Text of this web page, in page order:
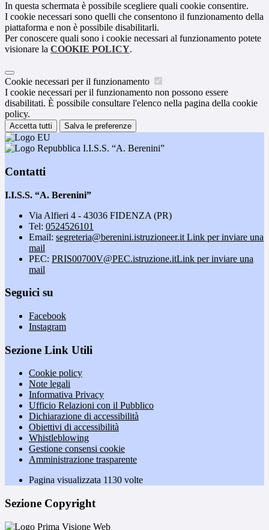
In questa schermata è possibile scegliere quali cookie consentire.
I cookie necessari sono quelli che consentono il funzionamento della
piattaforma e non è possibile disabilitarli.
Per conoscere quali sono i cookie necessari al funzionamento potete
visionare la COOKIE POLICY.
Cookie necessari per il funzionamento
I cookie necessari per il funzionamento non possono essere
disabilitati. È possibile consultare l'elenco nella pagina della cookie
policy.
Accetta tutti Salva le preferenze
I.I.S.S. “A. Berenini”
Contatti
I.I.S.S. “A. Berenini”
Via Alfieri 4 - 43036 FIDENZA (PR)
Tel: 0524526101
Email: segreteria@berenini.istruzioneer.it Link per inviare una
mail
PEC: PRIS00700V@PEC.istruzione.itLink per inviare una
mail
Seguici su
Facebook
Instagram
Sezione Link Utili
Cookie policy
Note legali
Informativa Privacy
Ufficio Relazioni con il Pubblico
Dichiarazione di accessibilità
Obiettivi di accessibilità
Whistleblowing
Gestione consensi cookie
Amministrazione trasparente
Pagina visualizzata 1130 volte
Sezione Copyright